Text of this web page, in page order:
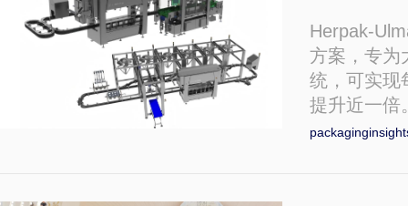
Herpak-
方案，专为
统，可实现
提升近一